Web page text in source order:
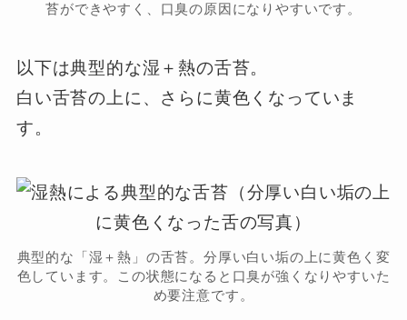
苔ができやすく、口臭の原因になりやすいです。
以下は典型的な湿＋熱の舌苔。
白い舌苔の上に、さらに黄色くなっていま
す。
典型的な「湿＋熱」の舌苔。分厚い白い垢の上に黄色く変
色しています。この状態になると口臭が強くなりやすいた
め要注意です。